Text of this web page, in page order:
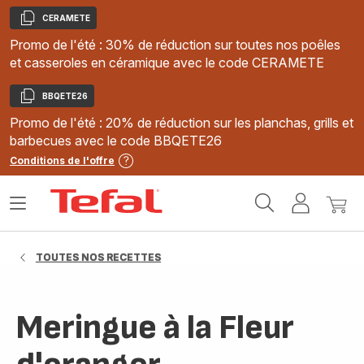
Copier
CERAMETE
Promo de l'été : 30% de réduction sur toutes nos poêles
et casseroles en céramique avec le code CERAMETE
Copier
BBQETE26
Promo de l'été : 20% de réduction sur les planchas, grills et
barbecues avec le code BBQETE26
Conditions de l'offre
MonMon
Ouvrir
TOUTES NOS RECETTES
Meringue à la Fleur